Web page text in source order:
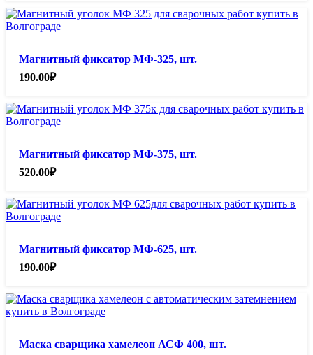
Магнитный фиксатор МФ-325, шт.
190.00₽
Магнитный фиксатор МФ-375, шт.
520.00₽
Магнитный фиксатор МФ-625, шт.
190.00₽
Маска сварщика хамелеон АСФ 400, шт.